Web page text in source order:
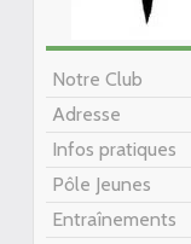
Notre Club
Adresse
Infos pratiques
Pôle Jeunes
Entraînements